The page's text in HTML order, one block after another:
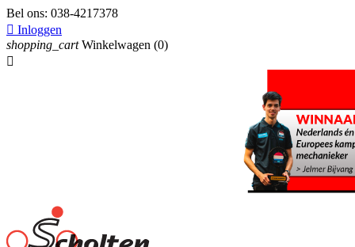
Bel ons: 038-4217378
 Inloggen
shopping_cart Winkelwagen (0)
